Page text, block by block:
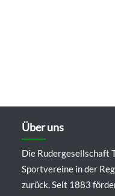
Über uns
Die Rudergesellschaft
Sportvereine in der
zurück. Seit 1883